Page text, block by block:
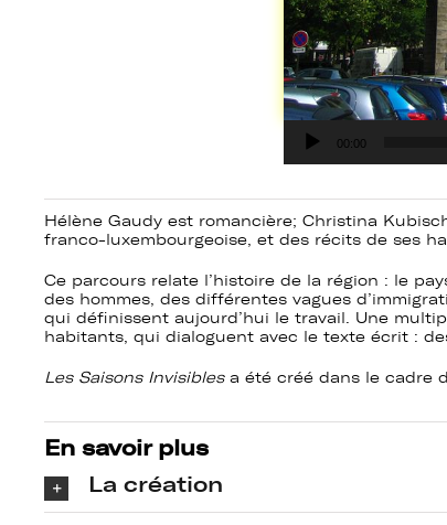
Lecteur
audio
00:00
Hélène Gaudy est romancière; Christina
franco-luxembourgeoise, et des récits de ses
Ce parcours relate l’histoire de la région : le
des hommes, des différentes vagues
qui définissent aujourd’hui le travail. Une
habitants, qui dialoguent avec le texte écrit :
Les Saisons Invisiblesa été créé dans le cadre
En savoir plus
La création